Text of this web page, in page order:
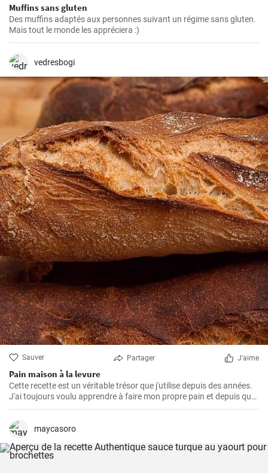
Muffins sans gluten
Des muffins adaptés aux personnes suivant un régime sans gluten.
Mais tout le monde les appréciera :)
vedresbogi
Sauver Partager J'aime
Pain maison à la levure
Cette recette est un véritable trésor que j'utilise depuis des années.
J'ai toujours voulu apprendre à faire mon propre pain et depuis que
j'ai trouvé cette recette, je ne mange plus rien d'autre. L'odeur et le
maycasoro